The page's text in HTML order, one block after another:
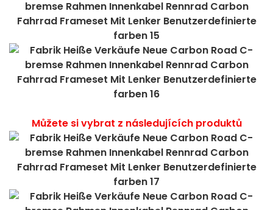
Můžete si vybrat z následujících produktů